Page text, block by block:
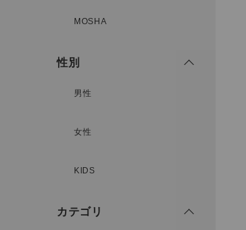
MOSHA
性別
男性
女性
KIDS
カテゴリ